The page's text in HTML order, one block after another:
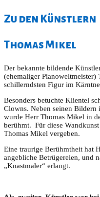
Zu den Künstlern
Thomas Mikel
Der bekannte bildende
(ehemaliger Pianoweltmeister)
schillerndsten Figur im
Besonders betuchte Klientel
Clowns. Neben seinen Bildern
wurde Herr Thomas Mikel in
berühmt. Für diese
Thomas Mikel vergeben.
Eine traurige Berühmtheit hat
angebliche Betrügereien, und
„Knastmaler“ erlangt.